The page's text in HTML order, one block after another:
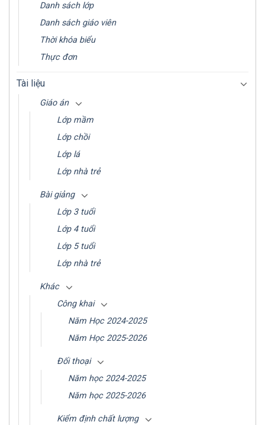
Danh sách lớp
Danh sách giáo viên
Thời khóa biểu
Thực đơn
Tài liệu
Giáo án
Lớp mầm
Lớp chồi
Lớp lá
Lớp nhà trẻ
Bài giảng
Lớp 3 tuổi
Lớp 4 tuổi
Lớp 5 tuổi
Lớp nhà trẻ
Khác
Công khai
Năm Học 2024-2025
Năm Học 2025-2026
Đối thoại
Năm học 2024-2025
Năm học 2025-2026
Kiểm định chất lượng